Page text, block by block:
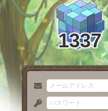
1337
メ